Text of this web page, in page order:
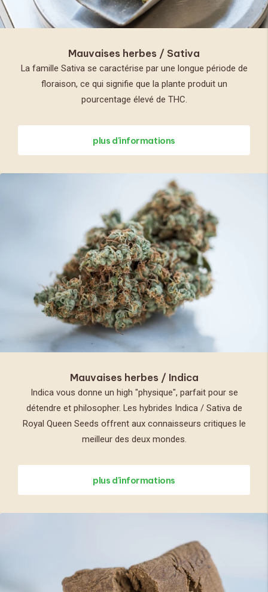
Mauvaises herbes / Sativa
La famille Sativa se caractérise par une longue période de
floraison, ce qui signifie que la plante produit un
pourcentage élevé de THC.
plus d'informations
Mauvaises herbes / Indica
Indica vous donne un high "physique", parfait pour se
détendre et philosopher. Les hybrides Indica / Sativa de
Royal Queen Seeds offrent aux connaisseurs critiques le
meilleur des deux mondes.
plus d'informations